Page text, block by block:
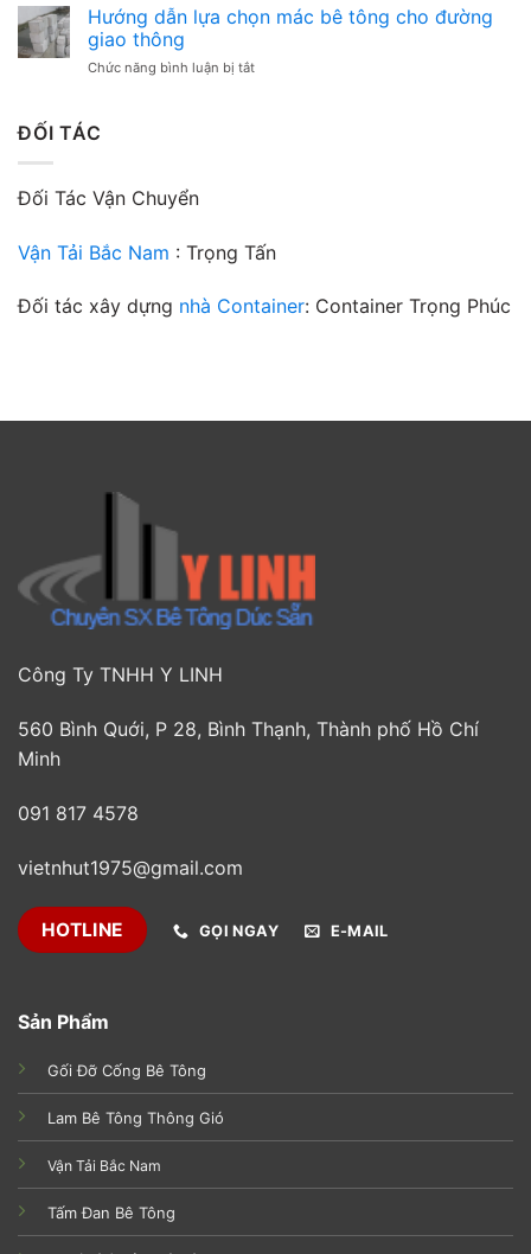
vượt
vững
công
tông
lót
là
Hướng dẫn lựa chọn mác bê tông cho đường
giao thông
Chức năng bình luận bị tắtở
đường
ĐỐI TÁC
Đối Tác Vận Chuyển
Vận Tải Bắc Nam : Trọng Tấn
Đối tác xây dựng nhà Container: Container Trọng Phúc
Công Ty TNHH Y LINH
560 Bình Quới, P 28, Bình Thạnh, Thành phố Hồ Chí
Minh
091 817 4578
vietnhut1975@gmail.com
HOTLINE GỌI NGAY E-MAIL
Sản Phẩm
Gối Đỡ Cống Bê Tông
Lam Bê Tông Thông Gió
Vận Tải Bắc Nam
Tấm Đan Bê Tông